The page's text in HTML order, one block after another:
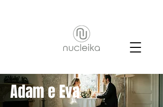
Adam e Eva